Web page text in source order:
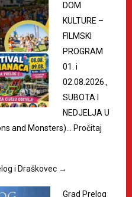
DOM
KULTURE –
FILMSKI
PROGRAM
01. i
02.08.2026.,
SUBOTA I
NEDJELJA U
and Monsters)… Pročitaj
i Draškovec →
Grad Prelog